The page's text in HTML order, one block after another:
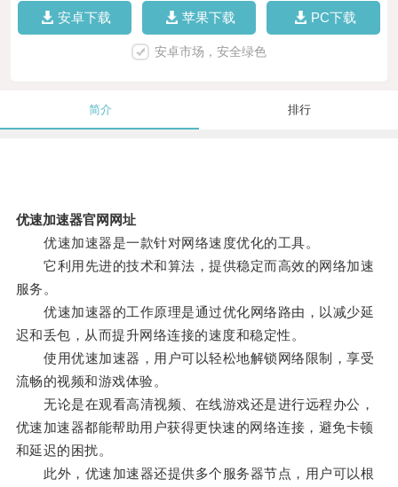
安卓下载 苹果下载 PC下载
安卓市场，安全绿色
简介 排行
优速加速器官网网址
优速加速器是一款针对网络速度优化的工具。
它利用先进的技术和算法，提供稳定而高效的网络加速
服务。
优速加速器的工作原理是通过优化网络路由，以减少延
迟和丢包，从而提升网络连接的速度和稳定性。
使用优速加速器，用户可以轻松地解锁网络限制，享受
流畅的视频和游戏体验。
无论是在观看高清视频、在线游戏还是进行远程办公，
优速加速器都能帮助用户获得更快速的网络连接，避免卡顿
和延迟的困扰。
此外，优速加速器还提供多个服务器节点，用户可以根